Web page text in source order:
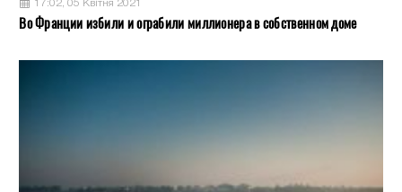
17:02, 05 Квітня 2021
Во Франции избили и ограбили миллионера в собственном доме